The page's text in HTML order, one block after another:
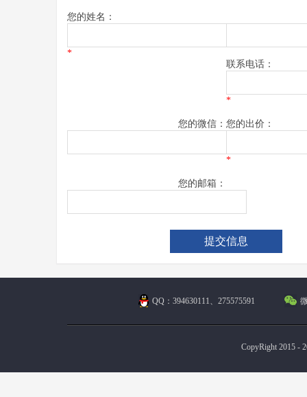
您的姓名：
*
联系电话：
*
您的微信： 您的出价：
*
您的邮箱：
QQ：394630111、275575591
CopyRight 2015 -